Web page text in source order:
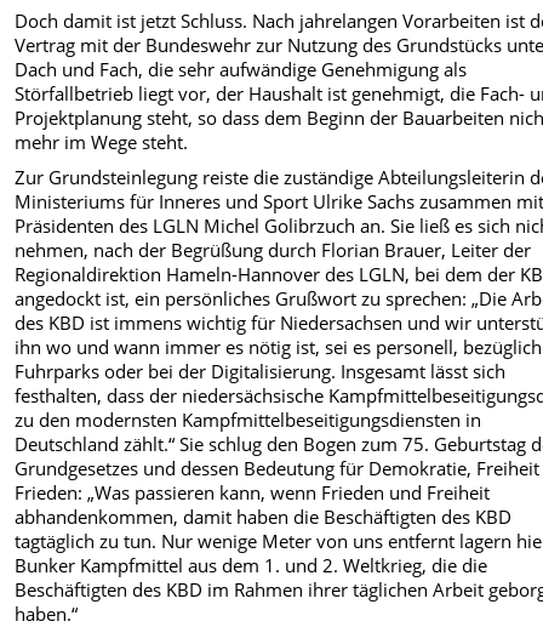
Doch damit ist jetzt Schluss. Nach jahrelangen Vorarbeiten ist
Vertrag mit der Bundeswehr zur Nutzung des Grundstücks
Dach und Fach, die sehr aufwändige Genehmigung als
Störfallbetrieb liegt vor, der Haushalt ist genehmigt, die Fach-
Projektplanung steht, so dass dem Beginn der Bauarbeiten
mehr im Wege steht.
Zur Grundsteinlegung reiste die zuständige Abteilungsleiterin
Ministeriums für Inneres und Sport Ulrike Sachs zusammen
Präsidenten des LGLN Michel Golibrzuch an. Sie ließ es sich
nehmen, nach der Begrüßung durch Florian Brauer, Leiter der
Regionaldirektion Hameln-Hannover des LGLN, bei dem der
angedockt ist, ein persönliches Grußwort zu sprechen: „Die
des KBD ist immens wichtig für Niedersachsen und wir
ihn wo und wann immer es nötig ist, sei es personell,
Fuhrparks oder bei der Digitalisierung. Insgesamt lässt sich
festhalten, dass der niedersächsische
zu den modernsten Kampfmittelbeseitigungsdiensten in
Deutschland zählt.“ Sie schlug den Bogen zum 75. Geburtstag
Grundgesetzes und dessen Bedeutung für Demokratie,
Frieden: „Was passieren kann, wenn Frieden und Freiheit
abhandenkommen, damit haben die Beschäftigten des KBD
tagtäglich zu tun. Nur wenige Meter von uns entfernt lagern
Bunker Kampfmittel aus dem 1. und 2. Weltkrieg, die die
Beschäftigten des KBD im Rahmen ihrer täglichen Arbeit
haben.“